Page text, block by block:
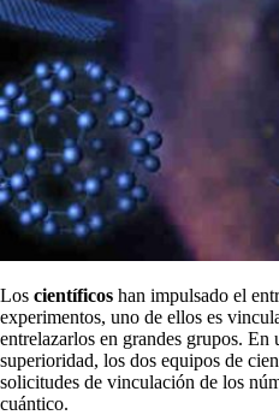
Los científicos han impulsado el
experimentos, uno de ellos es
entrelazarlos en grandes grupos. En
superioridad, los dos equipos de
solicitudes de vinculación de los
cuántico.